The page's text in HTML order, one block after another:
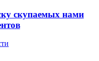
скупаемых нами